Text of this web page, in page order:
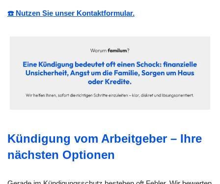
☎️ Nutzen Sie unser Kontaktformular.
Kündigung vom Arbeitgeber – Ihre
nächsten Optionen